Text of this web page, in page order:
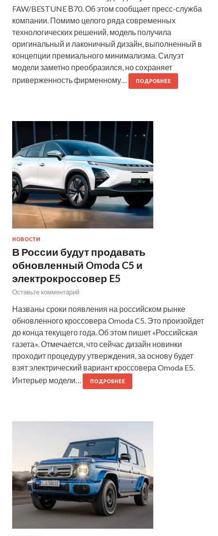
FAW/BESTUNE В70. Об этом сообщает пресс-служба
компании. Помимо целого ряда современных
технологических решений, модель получила
оригинальный и лаконичный дизайн, выполненный в
концепции премиального минимализма. Силуэт
модели заметно преобразился, но сохраняет
приверженность фирменному…
ПОДРОБНЕЕ
НОВОСТИ
В России будут продавать
обновленный Omoda C5 и
электрокроссовер E5
Оставьте комментарий
Названы сроки появления на российском рынке
обновленного кроссовера Omoda C5. Это произойдет
до конца текущего года. Об этом пишет «Российская
газета». Отмечается, что сейчас дизайн новинки
проходит процедуру утверждения, за основу будет
взят электрический вариант кроссовера Omoda E5.
Интерьер модели…
ПОДРОБНЕЕ